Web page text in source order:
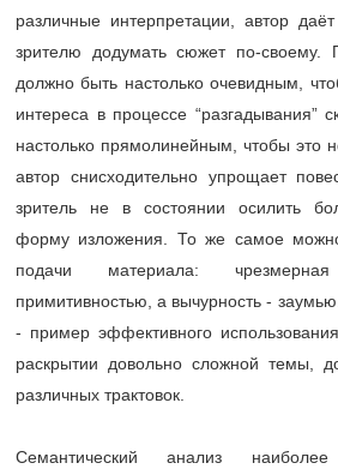
различные интерпретации, автор
зрителю додумать сюжет по-своему.
должно быть настолько очевидным,
интереса в процессе “разгадывания”
настолько прямолинейным, чтобы это
автор снисходительно упрощает
зритель не в состоянии осилить
форму изложения. То же самое
подачи материала:
примитивностью, а вычурность -
- пример эффективного
раскрытии довольно сложной темы,
различных трактовок.
Семантический анализ